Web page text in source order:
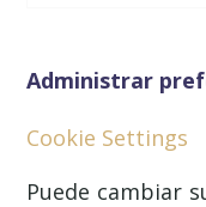
Administrar
Cookie Settings
Puede cambiar